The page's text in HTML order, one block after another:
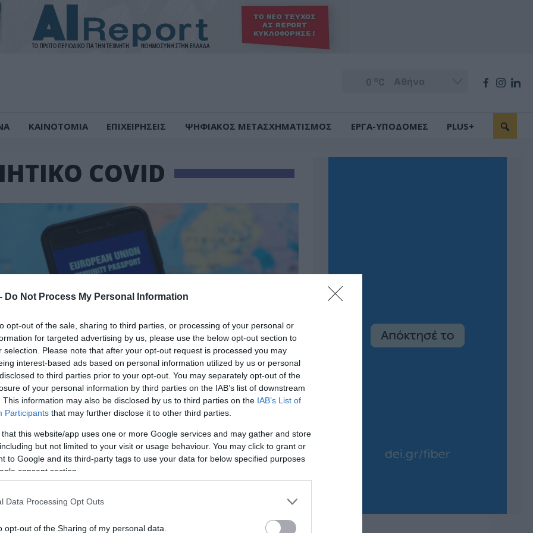
Do Not Process My Personal Information
opt-out of the sale, sharing to third parties, or processing of your personal or
for targeted advertising by us, please use the below opt-out section to
selection. Please note that after your opt-out request is processed you may
interest-based ads based on personal information utilized by us or personal
to third parties prior to your opt-out. You may separately opt-out of the
of your personal information by third parties on the IAB’s list of downstream
This information may also be disclosed by us to third parties on the IAB’s List of
Participants that may further disclose it to other third parties.
that this website/app uses one or more Google services and may gather and store
but not limited to your visit or usage behaviour. You may click to grant or
to Google and its third-party tags to use your data for below specified purposes
consent section.
Data Processing Opt Outs
opt-out of the Sharing of my personal data.
0 oC
ΚΑΙΝΟΤΟΜΙΑ ΕΠΙΧΕΙΡΗΣΕΙΣ ΨΗΦΙΑΚΟΣ ΜΕΤΑΣΧΗΜΑΤΙΣΜΟΣ ΕΡΓΑ-ΥΠΟΔΟΜΕΣ PLUS+
COVID